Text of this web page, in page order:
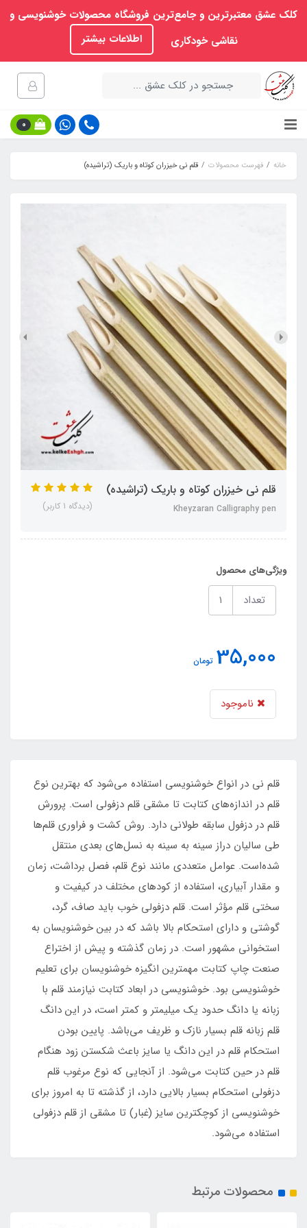
کلک عشق معتبرترین و جامع‌ترین فروشگاه محصولات خوشنویسی و
نقاشی خودکاری
اطلاعات بیشتر
0
خانه فهرست محصولات قلم نی خیزران کوتاه و باریک (تراشیده)
قلم نی خیزران کوتاه و باریک (تراشیده)
Kheyzaran Calligraphy pen (دیدگاه 1 کاربر)
ویژگی‌های محصول
تعداد
35,000 تومان
ناموجود
قلم نی در انواع خوشنویسی استفاده می‌شود که بهترین نوع
قلم در اندازه‌های کتابت تا مشقی قلم دزفولی است. پرورش
قلم در دزفول سابقه طولانی دارد. روش کشت و فراوری قلم‌ها
طی سالیان دراز سینه به سینه به نسل‌های بعدی منتقل
شده‌است. عوامل متعددی مانند نوع قلم، فصل برداشت، زمان
و مقدار آبیاری، استفاده از کودهای مختلف در کیفیت و
سختی قلم مؤثر است. قلم دزفولی خوب باید صاف، گرد،
گوشتی و دارای استحکام بالا باشد که در بین خوشنویسان به
استخوانی مشهور است. در زمان گذشته و پیش از اختراع
صنعت چاپ کتابت مهمترین انگیزه خوشنویسان برای تعلیم
خوشنویسی بود. خوشنویسی در ابعاد کتابت نیازمند قلم با
زبانه یا دانگ حدود یک میلیمتر و کمتر است، در این دانگ
قلم زبانه قلم بسیار نازک و ظریف می‌باشد. پایین بودن
استحکام قلم در این دانگ یا سایز باعث شکستن زود هنگام
قلم در حین کتابت می‌شود. از آنجایی که نوع مرغوب قلم
دزفولی استحکام بسیار بالایی دارد، از گذشته تا به امروز برای
خوشنویسی از کوچکترین سایز (غبار) تا مشقی از قلم دزفولی
استفاده می‌شود.
محصولات مرتبط